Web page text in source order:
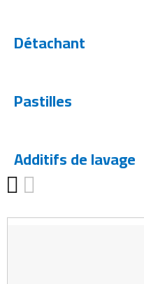
Détachant
Pastilles
Additifs de lavage